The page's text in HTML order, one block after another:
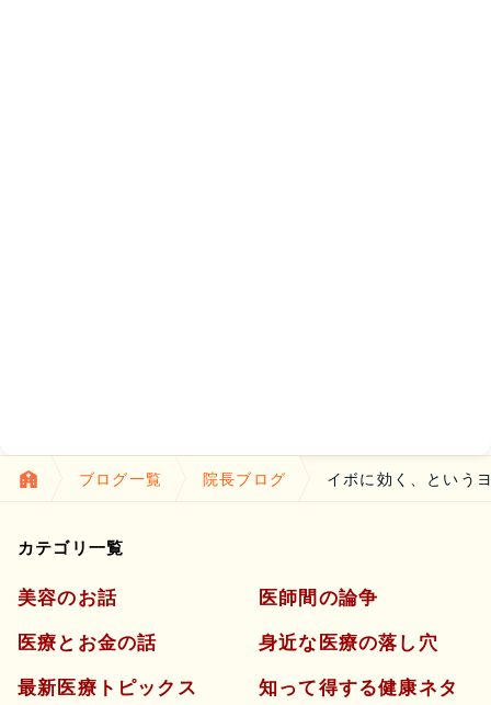
ブログ一覧 院長ブログ イボに効く、という
カテゴリ一覧
美容のお話
医療とお金の話
最新医療トピックス
医師間の論争
身近な医療の落し穴
知って得する健康ネタ